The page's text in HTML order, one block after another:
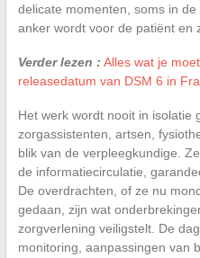
delicate momenten, soms in
anker wordt voor de patiënt en
Verder lezen : Alles wat je
releasedatum van DSM 6 in
Het werk wordt nooit in isolatie
zorgassistenten, artsen,
blik van de verpleegkundige.
de informatiecirculatie,
De overdrachten, of ze nu
gedaan, zijn wat
zorgverlening veiligstelt. De
monitoring, aanpassingen van